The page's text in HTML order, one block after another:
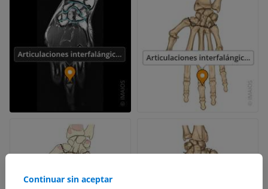
Continuar sin aceptar